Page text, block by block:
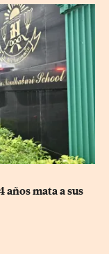
años mata a sus